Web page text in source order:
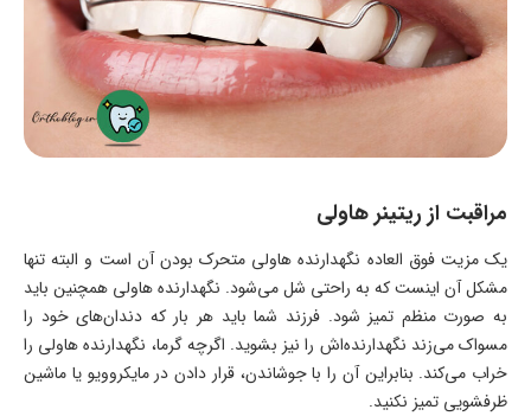
مراقبت از ریتینر هاولی
یک مزیت فوق العاده نگهدارنده هاولی متحرک بودن آن است و البته تنها
مشکل آن اینست که به راحتی شل می‌شود. نگهدارنده هاولی همچنین باید
به صورت منظم تمیز شود. فرزند شما باید هر بار که دندان‌های خود را
مسواک می‌زند نگهدارنده‌اش را نیز بشوید. اگرچه گرما، نگهدارنده هاولی را
خراب می‌کند. بنابراین آن را با جوشاندن، قرار دادن در مایکروویو یا ماشین
ظرفشویی تمیز نکنید.